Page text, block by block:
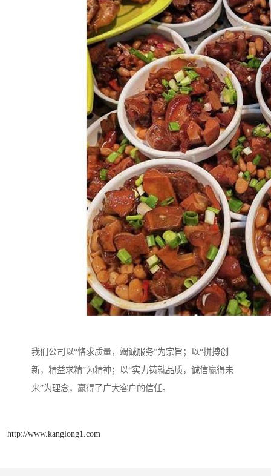
我们公司以“恪求质量，竭诚服务”为宗旨；以“拼搏创
新，精益求精”为精神；以“实力铸就品质，诚信赢得未
来”为理念，赢得了广大客户的信任。
http://www.kanglong1.com